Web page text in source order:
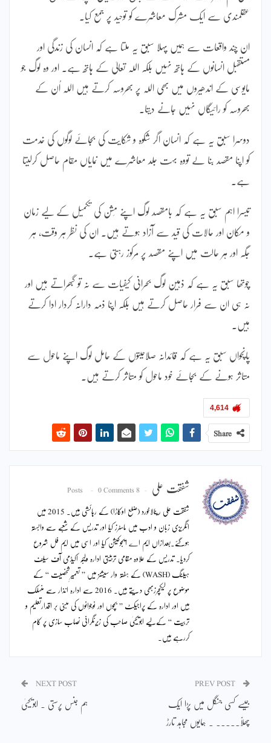
عقلمندی سے ایک مشرک معاشرے کو توحید پر جمع کیا۔
ان چند واقعات سے ہمیں پہلا سبق یہ ملتا ہے کہ انسان کی زندگی اور
مستقبل انسانوں کے ہاتھ نہیں بلکہ اللہ تعالیٰ کے ہاتھ ہے۔ اور وہ لوگ جو
مایوسی کے اندھیروں میں بھی اللہ پر بھروسہ کرتے ہیں اللہ اُن کے
بھروسہ کو رائیگاں نہیں جانے دیتا۔
دوسرا سبق یہ ہے کہ انسان اگر شکوہ و شکایت کی بجائے لوگوں کی خدمت
کو اپنا مقصد بنا لے تووہ بہت جلد معاشرے میں نمایاں مقام حاصل کرلیتا
ہے۔
تیسرا اہم سبق یہ ہے کہ بامقصد لوگ اپنے مِشن کی تکمیل کے لیے زمان
و مکان اور حالات کی قید سے آزاد ہوتے ہیں۔ ان کی نظر ہر وقت، ہر
جگہ اور ہر حالت میں اپنے مقصد پر مرکوز رہتی ہے۔
چوتھا سبق یہ ہے کہ ذہین لوگ بحرانی کیفیات سے نہ تو گبھراتے ہیں اور
نہ ہی ان سے فرار حاصل کرتے ہیں بلکہ اپنا ذمہ دارانہ کردار ادا کرتے
ہیں۔
پانچواں سبق یہ ہے کہ قائدانہ صلاحیتوں کے حامل لوگ اپنے ماحول سے
متاثر ہونے کے بجائے خود ماحول کو متاثر کرتے ہیں۔
4,614
Share
شفقت علی 8 Posts
0 Comments
شفقت علی رینالاخورد (ضلع اوکاڑا) کے رہائشی ہیں۔ 2015 میں
انگریزی زبان و ادب میں ماسٹرز کیا اور تدریس کے شعبے سے وابستہ
ہوگئے۔بعدازاں ایم اے ایجوکیشن کیا اور اسی میں ایم فل شروع
کردیا۔ تدریس کے علاوہ مقامی تربیتی ادارہ ولیجہ اکیڈمی آف سیلف
ہیلنگ (WASH) کے ہفتہ وار سیشنز میں ” تعمیرِشخصیت “ کے
موضوع پر لیکچرزبھی دیتے ہیں۔ 2016 سے ادارہ انذار سے منسلک
ہیں اور ادارہ کے پراجیکٹ ” بچوں اور نوجوانوں کی مبنی بر اقدارتعلیم و
تربیت “ کےلیے ابویحییٰ صاحب کی زیرِنگرانی نصاب سازی پر کام
کررہے ہیں۔
جیسے کسی جنگل میں پڑا ایک
چھلّا۔۔۔۔۔ ۔ ہمایوں مجاہد تارڑ
NEXT POST
ہم جنس پرستی ۔ ابویحییٰ